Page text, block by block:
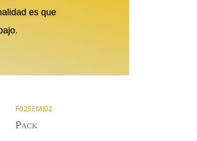
es que
F02SEMI02
Pack